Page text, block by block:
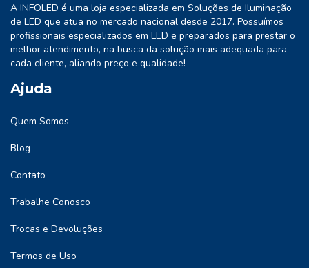
A INFOLED é uma loja especializada em Soluções de Iluminação
de LED que atua no mercado nacional desde 2017. Possuímos
profissionais especializados em LED e preparados para prestar o
melhor atendimento, na busca da solução mais adequada para
cada cliente, aliando preço e qualidade!
Ajuda
Quem Somos
Blog
Contato
Trabalhe Conosco
Trocas e Devoluções
Termos de Uso